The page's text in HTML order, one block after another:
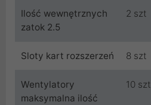
Ilość wewnętrznych
zatok 2.5
2 szt
Sloty kart rozszerzeń 8 szt
Wentylatory
maksymalna ilość
10 szt